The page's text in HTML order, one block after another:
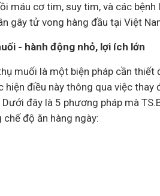
máu cơ tim, suy tim, và các
gây tử vong hàng đầu tại Việt
- hành động nhỏ, lợi ích lớn
muối là một biện pháp cần
hiện điều này thông qua việc
Dưới đây là 5 phương pháp mà
độ ăn hàng ngày: